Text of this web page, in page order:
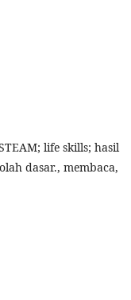
life skills; hasil
dasar., membaca,